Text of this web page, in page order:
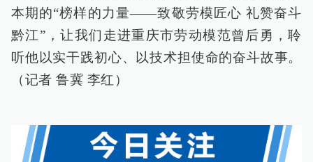
本期的“榜样的力量——致敬劳模匠心 礼赞奋斗
黔江”，让我们走进重庆市劳动模范曾后勇，聆
听他以实干践初心、以技术担使命的奋斗故事。
（记者 鲁冀 李红）